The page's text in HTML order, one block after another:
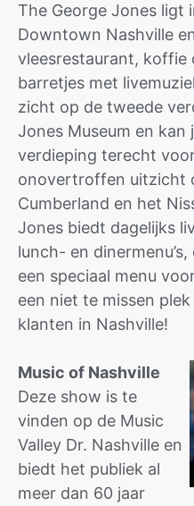
The George Jones ligt
Downtown Nashville
vleesrestaurant, koffie
barretjes met
zicht op de tweede
Jones Museum en kan
verdieping terecht
onovertroffen uitzicht
Cumberland en het
Jones biedt dagelijks
lunch- en
een speciaal menu
een niet te missen
klanten in Nashville!
Music of Nashville
Deze show is te
vinden op de Music
Valley Dr. Nashville en
biedt het publiek al
meer dan 60 jaar